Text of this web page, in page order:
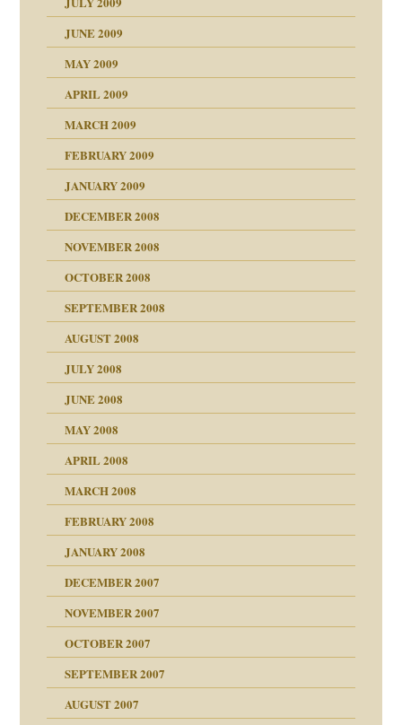
JUNE 2009
MAY 2009
APRIL 2009
MARCH 2009
FEBRUARY 2009
JANUARY 2009
DECEMBER 2008
NOVEMBER 2008
OCTOBER 2008
SEPTEMBER 2008
AUGUST 2008
JULY 2008
Juni 2008
JUNE 2008
und Staat
MAY 2008
APRIL 2008
MARCH 2008
FEBRUARY 2008
JANUARY 2008
DECEMBER 2007
NOVEMBER 2007
OCTOBER 2007
SEPTEMBER 2007
AUGUST 2007